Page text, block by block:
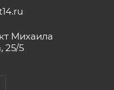
Михаила
25/5